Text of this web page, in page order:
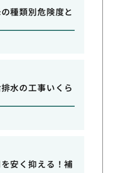
種類別危険度と
水の工事いくら
安く抑える！補